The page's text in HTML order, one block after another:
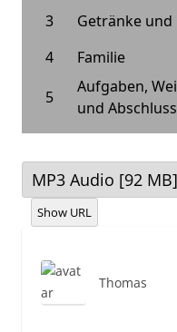
Show URL
Thomas